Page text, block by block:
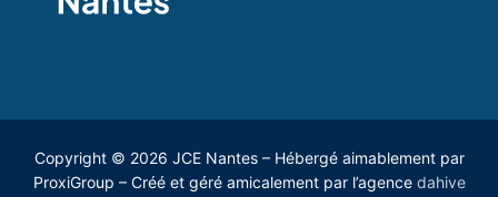
Copyright © 2026 JCE Nantes – Hébergé aimablement par
ProxiGroup – Créé et géré amicalement par l’agence dahive